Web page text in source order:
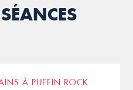
À PUFFIN ROCK